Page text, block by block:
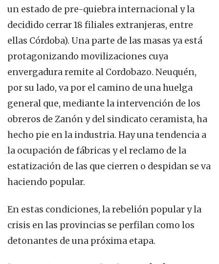
un estado de pre-quiebra internacional y la
decidido cerrar 18 filiales extranjeras, entre
ellas Córdoba). Una parte de las masas ya está
protagonizando movilizaciones cuya
envergadura remite al Cordobazo. Neuquén,
por su lado, va por el camino de una huelga
general que, mediante la intervención de los
obreros de Zanón y del sindicato ceramista, ha
hecho pie en la industria. Hay una tendencia a
la ocupación de fábricas y el reclamo de la
estatización de las que cierren o despidan se va
haciendo popular.
En estas condiciones, la rebelión popular y la
crisis en las provincias se perfilan como los
detonantes de una próxima etapa.